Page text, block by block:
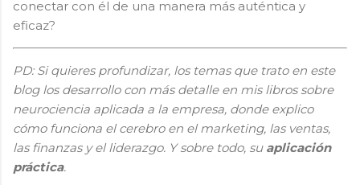
conectar con él de una manera más auténtica y
eficaz?
PD: Si quieres profundizar, los temas que trato en este
blog los desarrollo con más detalle en mis libros sobre
neurociencia aplicada a la empresa, donde explico
cómo funciona el cerebro en el marketing, las ventas,
las finanzas y el liderazgo. Y sobre todo, su aplicación
práctica.